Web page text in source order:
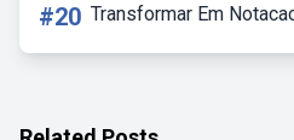
#20 Transformar Em